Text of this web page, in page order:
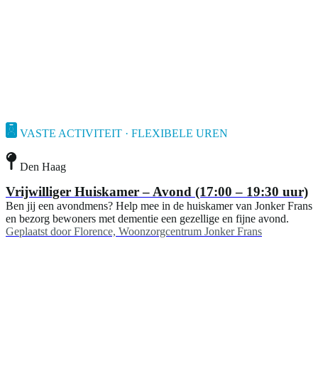
VASTE ACTIVITEIT · FLEXIBELE UREN
Den Haag
Vrijwilliger Huiskamer – Avond (17:00 – 19:30 uur)
Ben jij een avondmens? Help mee in de huiskamer van Jonker Frans
en bezorg bewoners met dementie een gezellige en fijne avond.
Geplaatst door Florence, Woonzorgcentrum Jonker Frans